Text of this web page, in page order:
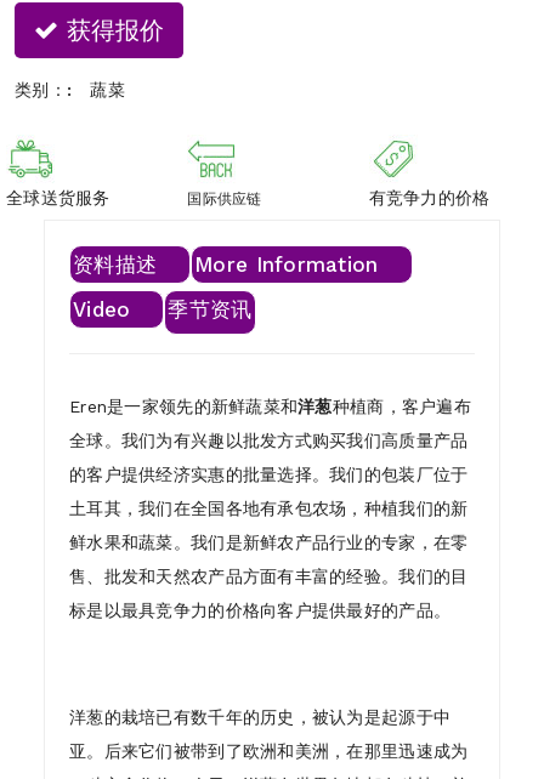
获得报价
类别：: 蔬菜
全球送货服务 国际供应链 有竞争力的价格
资料描述
More Information
Video
季节资讯
Eren是一家领先的新鲜蔬菜和洋葱种植商，客户遍布
全球。我们为有兴趣以批发方式购买我们高质量产品
的客户提供经济实惠的批量选择。我们的包装厂位于
土耳其，我们在全国各地有承包农场，种植我们的新
鲜水果和蔬菜。我们是新鲜农产品行业的专家，在零
售、批发和天然农产品方面有丰富的经验。我们的目
标是以最具竞争力的价格向客户提供最好的产品。
洋葱的栽培已有数千年的历史，被认为是起源于中
亚。后来它们被带到了欧洲和美洲，在那里迅速成为